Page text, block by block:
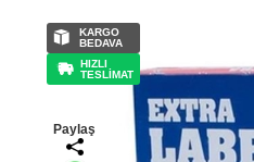
KARGO
BEDAVA
HIZLI
TESLİMAT
Paylaş